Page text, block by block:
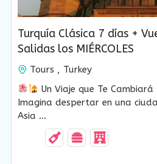
7 Días-6 Noches
Turquía Clásica 7 días +
Salidas los MIÉRCOLES
Tours , Turkey
Un Viaje que Te
Imagina despertar en una
Asia ...